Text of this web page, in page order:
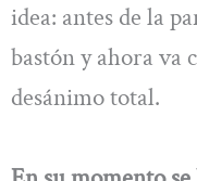
idea: antes de la
bastón y ahora va
desánimo total.